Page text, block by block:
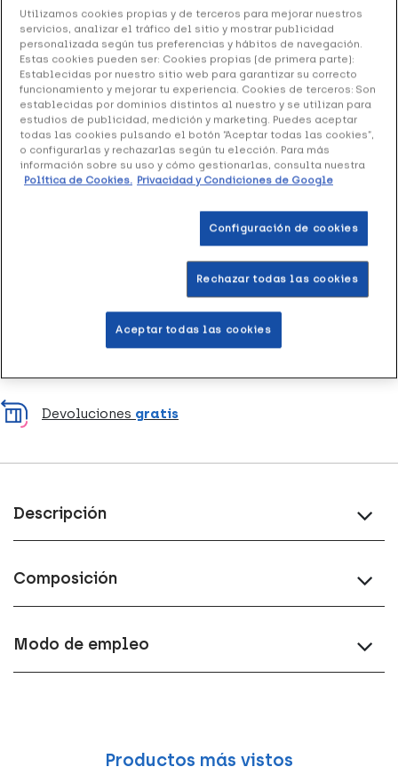
5.46 €
+ 11 puntos Healthies
Infusión que contribuye a la pérdida de peso.
Añadir a la Wishlist
Entrega rápida y gratuitaen farmacia
Envío a domicilioen 24-48h laborables
Devoluciones gratis
Descripción
Composición
Modo de empleo
Productos más vistos
Utilizamos cookies propias y de terceros para mejorar nuestros
servicios, analizar el tráfico del sitio y mostrar publicidad
personalizada según tus preferencias y hábitos de navegación.
Estas cookies pueden ser: Cookies propias (de primera parte):
Establecidas por nuestro sitio web para garantizar su correcto
funcionamiento y mejorar tu experiencia. Cookies de terceros: Son
establecidas por dominios distintos al nuestro y se utilizan para
estudios de publicidad, medición y marketing. Puedes aceptar
todas las cookies pulsando el botón “Aceptar todas las cookies”,
o configurarlas y rechazarlas según tu elección. Para más
información sobre su uso y cómo gestionarlas, consulta nuestra
Política de Cookies. Privacidad y Condiciones de Google
Configuración de cookies
Rechazar todas las cookies
Aceptar todas las cookies